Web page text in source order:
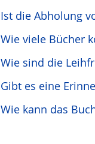
Ist die Abholung
Wie viele Bücher
Wie sind die
Gibt es eine
Wie kann das